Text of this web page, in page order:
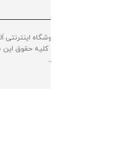
استفاده از مطالب فروشگاه
تجاری بلامانع هست، کلیه حقوق
آنلاین الوگل) میباشد.